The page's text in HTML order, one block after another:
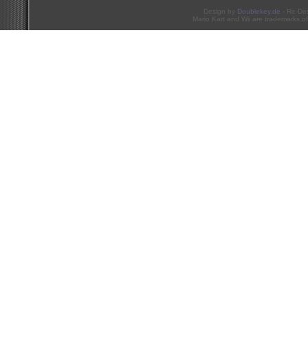
Design by Doublekey.de - Re-
Mario Kart and Wii are trademarks